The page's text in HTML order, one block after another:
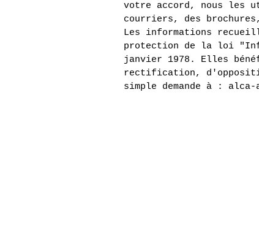
votre accord, nous les
courriers, des
Les informations
protection de la loi
janvier 1978. Elles
rectification,
simple demande à : alca-